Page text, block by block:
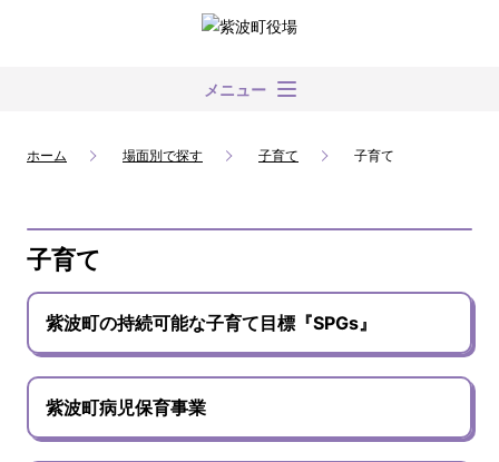
メニュー
ホーム 場面別で探す 子育て 子育て
子育て
紫波町の持続可能な子育て目標『SPGs』
紫波町病児保育事業